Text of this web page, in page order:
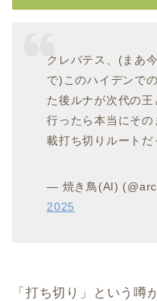
クレバテス、(まあ
で)このハイデンで
た後ルナが次代の
行ったら本当にそ
載打ち切りルート
— 焼き鳥(AI)
2025
「打ち切り」という噂